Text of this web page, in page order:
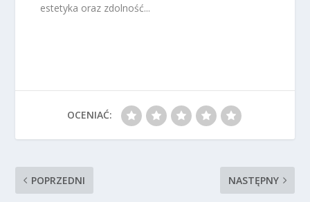
estetyka oraz zdolność...
OCENIAĆ:
POPRZEDNI NASTĘPNY